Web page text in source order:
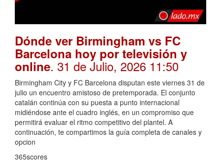
Dónde ver Birmingham vs FC
Barcelona hoy por televisión y
online. 31 de Julio, 2026 11:50
Birmingham City y FC Barcelona disputan este viernes 31 de
julio un encuentro amistoso de pretemporada. El conjunto
catalán continúa con su puesta a punto internacional
midiéndose ante el cuadro inglés, en un compromiso que
permitirá evaluar el ritmo competitivo del plantel. A
continuación, te compartimos la guía completa de canales y
opcion
365scores